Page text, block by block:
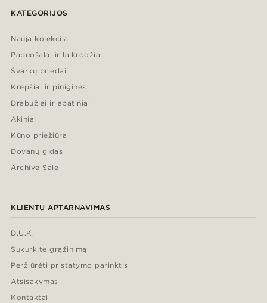
KATEGORIJOS
Nauja kolekcija
Papuošalai ir laikrodžiai
Švarkų priedai
Krepšiai ir piniginės
Drabužiai ir apatiniai
Akiniai
Kūno priežiūra
Dovanų gidas
Archive Sale
KLIENTŲ APTARNAVIMAS
D.U.K.
Sukurkite grąžinimą
Peržiūrėti pristatymo parinktis
Atsisakymas
Kontaktai